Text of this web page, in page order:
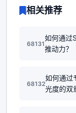
相关推荐
68131
如何通过
推动力？
68132
如何通过
光度的双